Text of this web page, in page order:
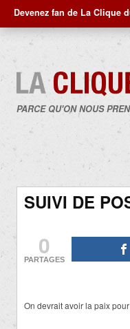
Devenez fan de La Clique
PARCE QU'ON NOUS
SUIVI DE
0
PARTAGES
On devrait avoir la paix